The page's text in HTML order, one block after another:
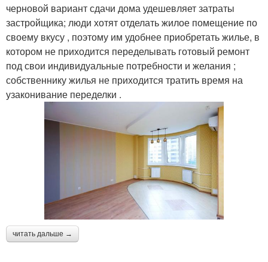
черновой вариант сдачи дома удешевляет затраты
застройщика; люди хотят отделать жилое помещение по
своему вкусу , поэтому им удобнее приобретать жилье, в
котором не приходится переделывать готовый ремонт
под свои индивидуальные потребности и желания ;
собственнику жилья не приходится тратить время на
узаконивание переделки .
читать дальше →